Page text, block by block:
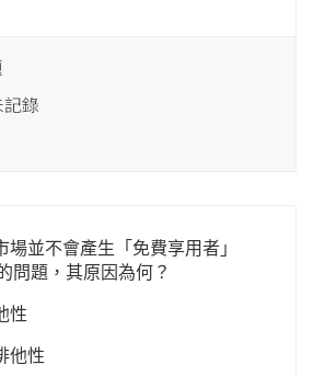
錄
場並不會產生「免費享用者」
問題，其原因為何？
性
他性